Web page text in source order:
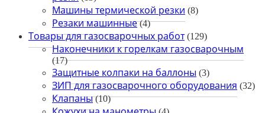
Машины термической резки (8)
Резаки машинные (4)
Товары для газосварочных работ (129)
Наконечники к горелкам газосварочным
(17)
Защитные колпаки на баллоны (3)
ЗИП для газосварочного оборудования (32)
Клапаны (10)